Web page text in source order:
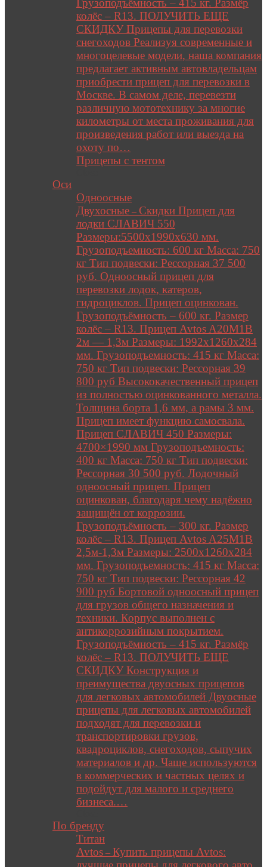
Грузоподъёмность – 415 кг. Размёр
колёс – R13. ПОЛУЧИТЬ ЕЩЕ
СКИДКУ Прицепы для перевозки
снегоходов Реализуя современные и
многоцелевые модели, наша компания
предлагает активным автовладельцам
приобрести прицеп для перевозки в
Москве. В самом деле, перевезти
различную мототехнику за многие
километры от места проживания для
произведения работ или выезда на
охоту по…
Прицепы с тентом
Оси
Одноосные
Двухосные – Скидки Прицеп для
лодки СЛАВИЧ 550
Размеры:5500х1990х630 мм.
Грузоподъемность: 600 кг Масса: 750
кг Тип подвески: Рессорная 37 500
руб. Одноосный прицеп для
перевозки лодок, катеров,
гидроциклов. Прицеп оцинкован.
Грузоподъёмность – 600 кг. Размер
колёс – R13. Прицеп Avtos A20M1B
2м — 1,3м Размеры: 1992х1260х284
мм. Грузоподъемность: 415 кг Масса:
750 кг Тип подвески: Рессорная 39
800 руб Высококачественный прицеп
из полностью оцинкованного металла.
Толщина борта 1,6 мм, а рамы 3 мм.
Прицеп имеет функцию самосвала.
Прицеп СЛАВИЧ 450 Размеры:
4700×1990 мм Грузоподъемность:
400 кг Масса: 750 кг Тип подвески:
Рессорная 30 500 руб. Лодочный
одноосный прицеп. Прицеп
оцинкован, благодаря чему надёжно
защищён от коррозии.
Грузоподъёмность – 300 кг. Размер
колёс – R13. Прицеп Avtos A25M1B
2,5м-1,3м Размеры: 2500х1260х284
мм. Грузоподъемность: 415 кг Масса:
750 кг Тип подвески: Рессорная 42
900 руб Бортовой одноосный прицеп
для грузов общего назначения и
техники. Корпус выполнен с
антикоррозийным покрытием.
Грузоподъёмность – 415 кг. Размёр
колёс – R13. ПОЛУЧИТЬ ЕЩЕ
СКИДКУ Конструкция и
преимущества двуосных прицепов
для легковых автомобилей Двуосные
прицепы для легковых автомобилей
подходят для перевозки и
транспортировки грузов,
квадроциклов, снегоходов, сыпучих
материалов и др. Чаще используются
в коммерческих и частных целях и
подойдут для малого и среднего
бизнеса.…
По бренду
Титан
Avtos – Купить прицепы Avtos: